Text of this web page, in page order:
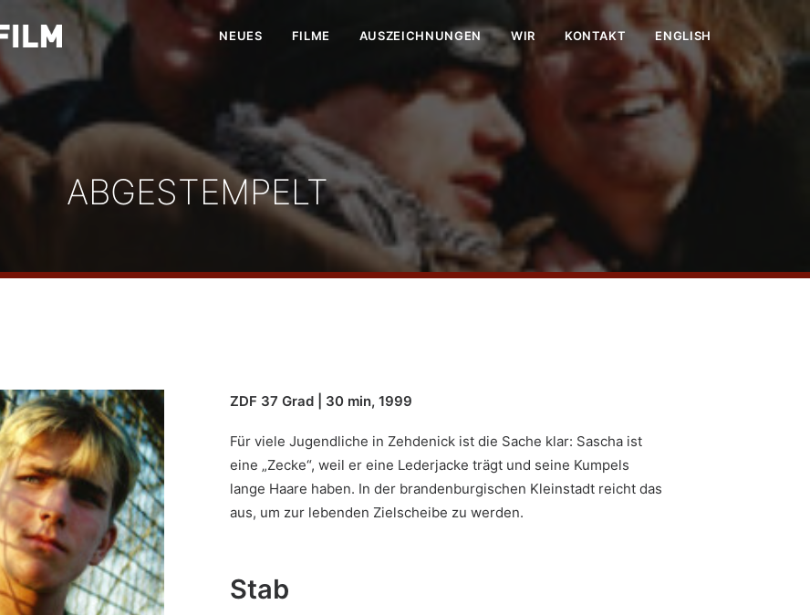
NEUES FILME AUSZEICHNUNGEN WIR KONTAKT ENGLISH
ABGESTEMPELT
ZDF 37 Grad | 30 min, 1999
Für viele Jugendliche in Zehdenick ist die Sache klar: Sascha ist
eine „Zecke“, weil er eine Lederjacke trägt und seine Kumpels
lange Haare haben. In der brandenburgischen Kleinstadt reicht das
aus, um zur lebenden Zielscheibe zu werden.
Stab